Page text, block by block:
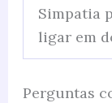
Simpatia
ligar em
Perguntas